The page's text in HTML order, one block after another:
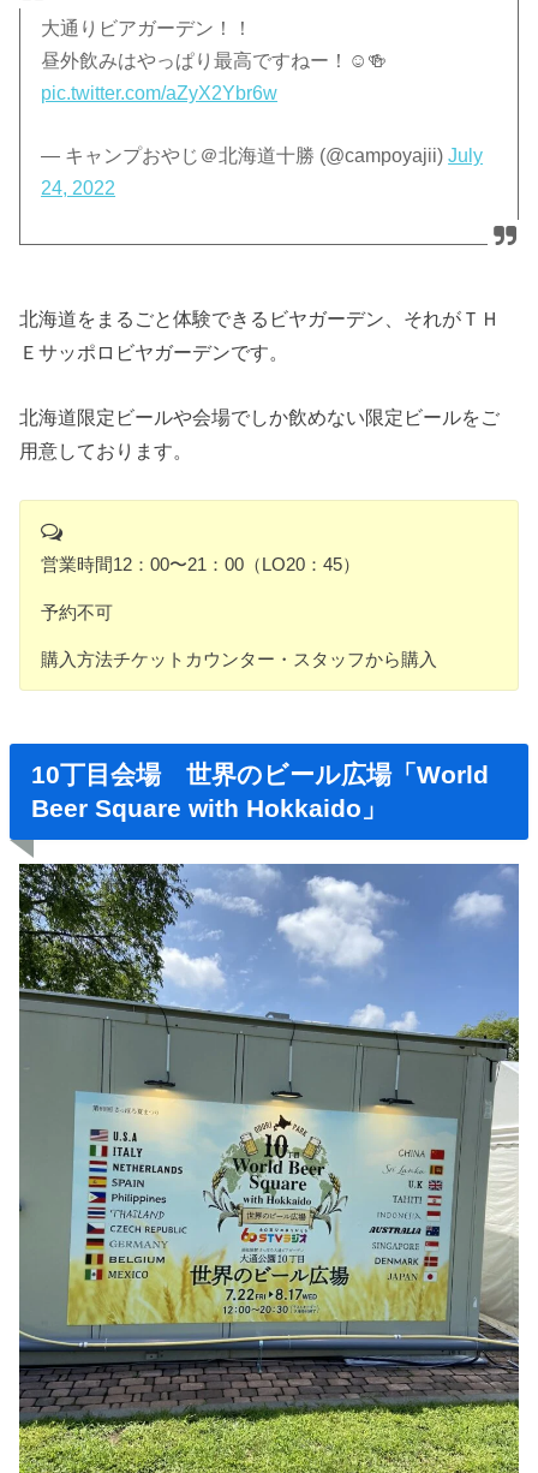
大通りビアガーデン！！
昼外飲みはやっぱり最高ですねー！☺️🍻
pic.twitter.com/aZyX2Ybr6w
— キャンプおやじ＠北海道十勝 (@campoyajii)July
24, 2022
北海道をまるごと体験できるビヤガーデン、それがＴＨ
Ｅサッポロビヤガーデンです。
北海道限定ビールや会場でしか飲めない限定ビールをご
用意しております。
営業時間12：00〜21：00（LO20：45）
予約不可
購入方法チケットカウンター・スタッフから購入
10丁目会場 世界のビール広場「World
Beer Square with Hokkaido」